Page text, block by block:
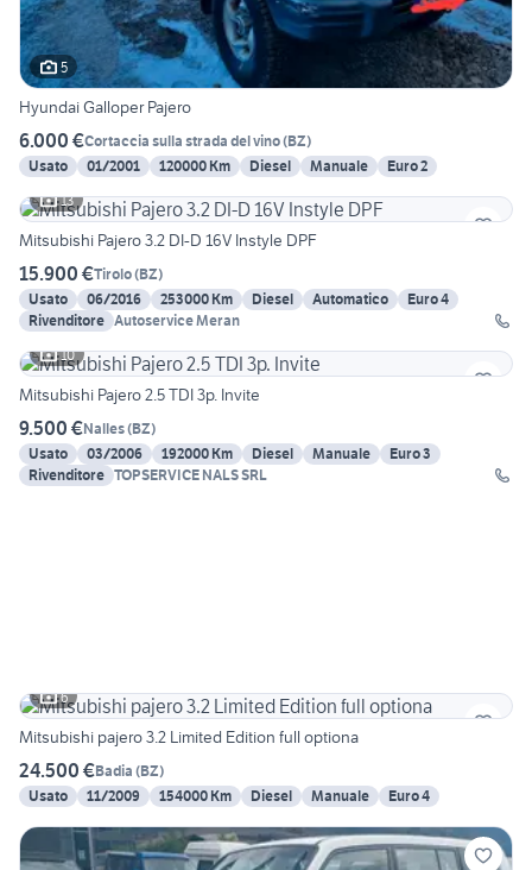
5
Hyundai Galloper Pajero
6.000 €Cortaccia sulla strada del vino(BZ)
Usato
01/2001 120000 Km Diesel Manuale
Euro 2
13
Mitsubishi Pajero 3.2 DI-D 16V Instyle DPF
15.900 €Tirolo(BZ)
Usato
06/2016 253000 Km Diesel Automatico
Euro 4
Rivenditore Autoservice Meran
10
Mitsubishi Pajero 2.5 TDI 3p. Invite
9.500 €Nalles(BZ)
Usato
03/2006 192000 Km Diesel Manuale
Euro 3
Rivenditore TOPSERVICE NALS SRL
6
Mitsubishi pajero 3.2 Limited Edition full optiona
24.500 €Badia (BZ)
Usato
11/2009 154000 Km Diesel Manuale Euro 4